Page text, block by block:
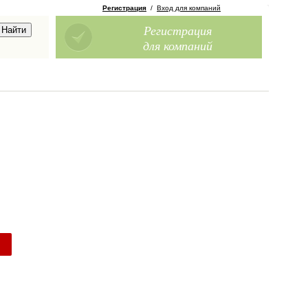
Регистрация / Вход для компаний
Регистрация
для компаний